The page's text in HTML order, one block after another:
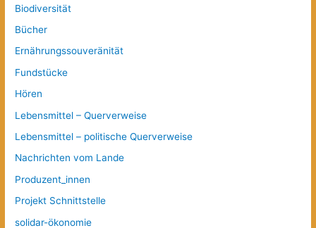
Biodiversität
Bücher
Ernährungssouveränität
Fundstücke
Hören
Lebensmittel – Querverweise
Lebensmittel – politische Querverweise
Nachrichten vom Lande
Produzent_innen
Projekt Schnittstelle
solidar-ökonomie